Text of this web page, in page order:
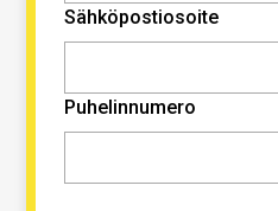
Sähköpostiosoite
Puhelinnumero